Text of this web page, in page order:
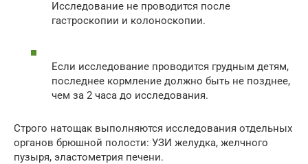
Исследование не проводится после
гастроскопии и колоноскопии.
Если исследование проводится грудным детям,
последнее кормление должно быть не позднее,
чем за 2 часа до исследования.
Строго натощак выполняются исследования отдельных
органов брюшной полости: УЗИ желудка, желчного
пузыря, эластометрия печени.